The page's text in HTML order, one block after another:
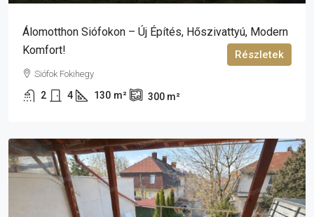
Álomotthon Siófokon – Új Építés, Hőszivattyú, Modern
Komfort!
Siófok Fokihegy
2 4 130 m² 300 m²
Részletek